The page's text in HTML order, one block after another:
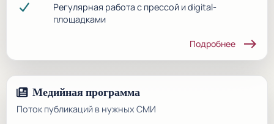
Регулярная работа с прессой и digital-
площадками
Подробнее east
Медийная программа
Поток публикаций в нужных СМИ